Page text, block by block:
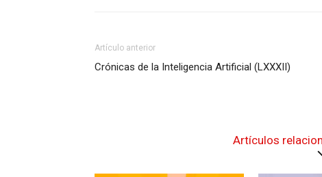
Artículo anterior
Crónicas de la Inteligencia Artificial (LXXXII)
Artículos